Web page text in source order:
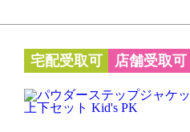
宅配受取可 店舗受取可